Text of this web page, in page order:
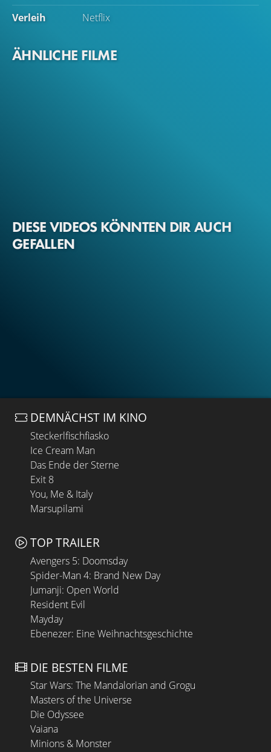
Verleih
Netflix
ÄHNLICHE FILME
DIESE VIDEOS KÖNNTEN DIR AUCH
GEFALLEN
DEMNÄCHST IM KINO
Steckerlfischfiasko
Ice Cream Man
Das Ende der Sterne
Exit 8
You, Me & Italy
Marsupilami
TOP TRAILER
Avengers 5: Doomsday
Spider-Man 4: Brand New Day
Jumanji: Open World
Resident Evil
Mayday
Ebenezer: Eine Weihnachtsgeschichte
DIE BESTEN FILME
Star Wars: The Mandalorian and Grogu
Masters of the Universe
Die Odyssee
Vaiana
Minions & Monster